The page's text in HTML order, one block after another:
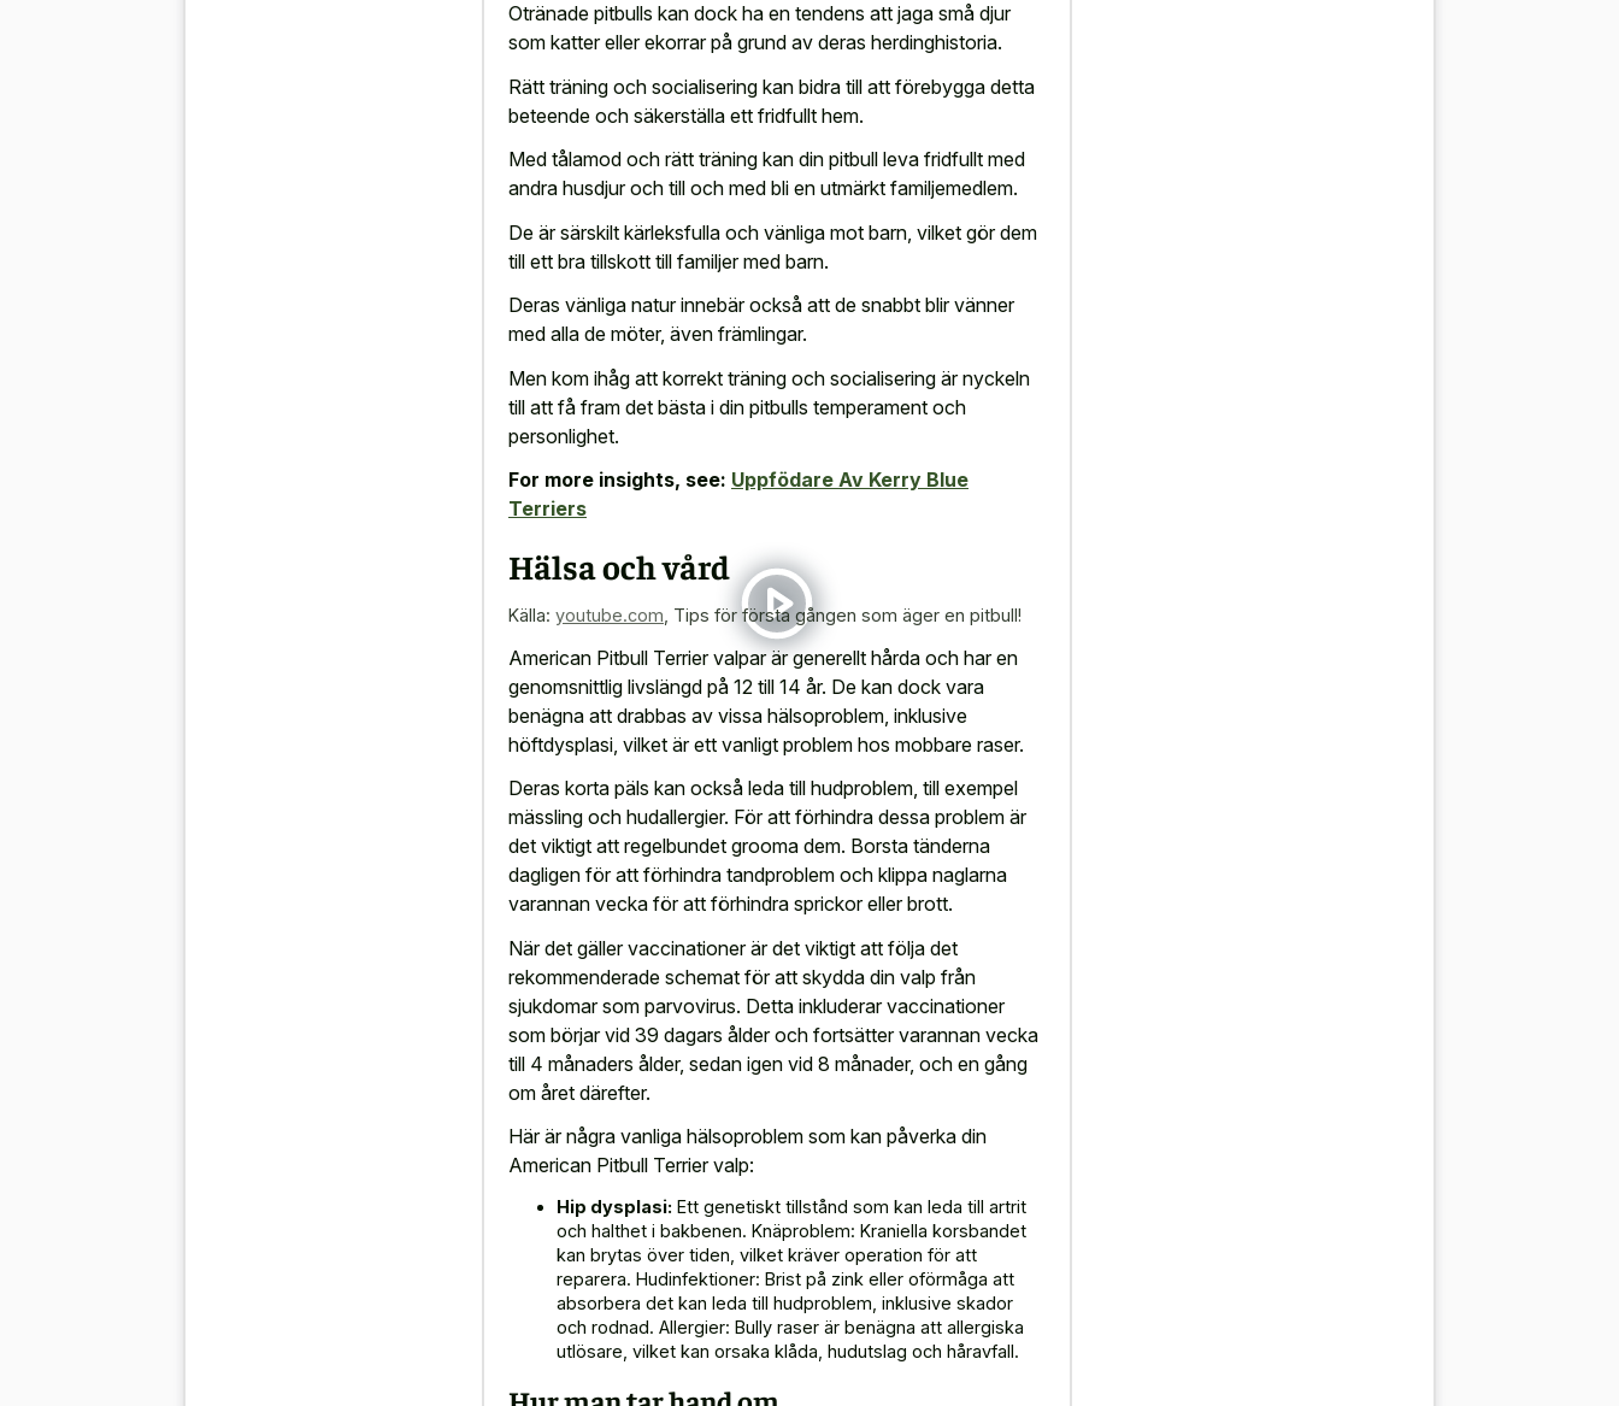
Otränade pitbulls kan dock ha en tendens att jaga små djur
som katter eller ekorrar på grund av deras herdinghistoria.
Rätt träning och socialisering kan bidra till att förebygga detta
beteende och säkerställa ett fridfullt hem.
Med tålamod och rätt träning kan din pitbull leva fridfullt med
andra husdjur och till och med bli en utmärkt familjemedlem.
De är särskilt kärleksfulla och vänliga mot barn, vilket gör dem
till ett bra tillskott till familjer med barn.
Deras vänliga natur innebär också att de snabbt blir vänner
med alla de möter, även främlingar.
Men kom ihåg att korrekt träning och socialisering är nyckeln
till att få fram det bästa i din pitbulls temperament och
personlighet.
For more insights, see: Uppfödare Av Kerry Blue
Terriers
Hälsa och vård
Källa: youtube.com Tips för första gången som äger en pitbull!
American Pitbull Terrier valpar är generellt hårda och har en
genomsnittlig livslängd på 12 till 14 år. De kan dock vara
benägna att drabbas av vissa hälsoproblem, inklusive
höftdysplasi, vilket är ett vanligt problem hos mobbare raser.
Deras korta päls kan också leda till hudproblem, till exempel
mässling och hudallergier. För att förhindra dessa problem är
det viktigt att regelbundet grooma dem. Borsta tänderna
dagligen för att förhindra tandproblem och klippa naglarna
varannan vecka för att förhindra sprickor eller brott.
När det gäller vaccinationer är det viktigt att följa det
rekommenderade schemat för att skydda din valp från
sjukdomar som parvovirus. Detta inkluderar vaccinationer
som börjar vid 39 dagars ålder och fortsätter varannan vecka
till 4 månaders ålder, sedan igen vid 8 månader, och en gång
om året därefter.
Här är några vanliga hälsoproblem som kan påverka din
American Pitbull Terrier valp:
Hip dysplasi: Ett genetiskt tillstånd som kan leda till artrit
och halthet i bakbenen. Knäproblem: Kraniella korsbandet
kan brytas över tiden, vilket kräver operation för att
reparera. Hudinfektioner: Brist på zink eller oförmåga att
absorbera det kan leda till hudproblem, inklusive skador
och rodnad. Allergier: Bully raser är benägna att allergiska
utlösare, vilket kan orsaka klåda, hudutslag och håravfall.